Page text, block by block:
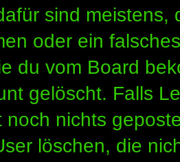
sind
oder ein
du vom Board
gelöscht. Falls
noch nichts
löschen, die